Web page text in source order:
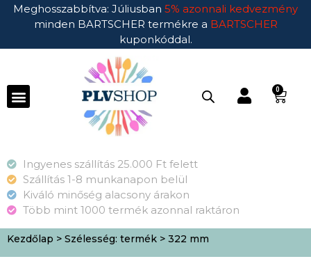
Meghosszabbítva: Júliusban 5% azonnali kedvezmény
minden BARTSCHER termékre a BARTSCHER
kuponkóddal.
0
Ingyenes szállítás 25.000 Ft felett
Szállítás 1-8 munkanapon belül
Kiváló minőség alacsony árakon
Több mint 1000 termék azonnal raktáron
Kezdőlap > Szélesség: termék > 322 mm